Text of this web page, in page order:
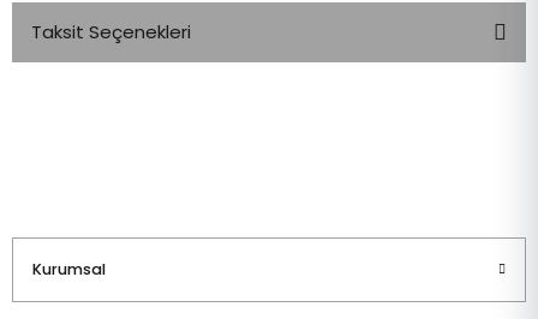
Taksit Seçenekleri
Kurumsal